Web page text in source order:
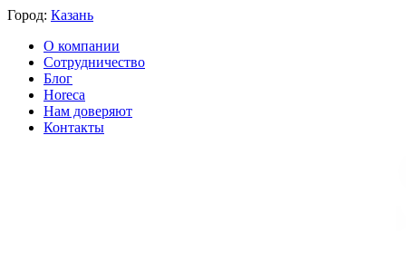
Город: Казань
О компании
Сотрудничество
Блог
Horeca
Нам доверяют
Контакты